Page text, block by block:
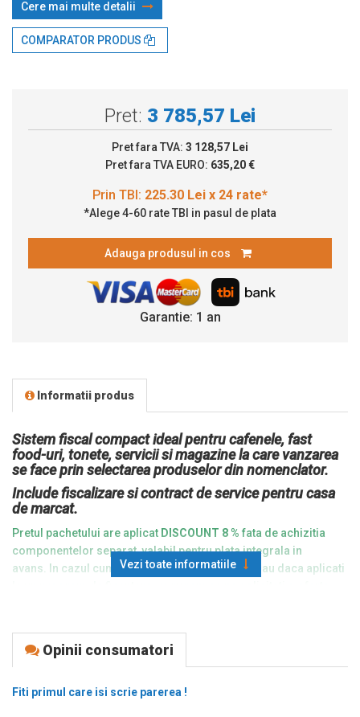
Cere mai multe detalii
COMPARATOR PRODUS
Pret: 3 785,57 Lei
Pret fara TVA: 3 128,57 Lei
Pret fara TVA EURO: 635,20 €
Prin TBI:225.30 Lei x 24 rate*
*Alege 4-60 rate TBI in pasul de plata
Adauga produsul in cos
Garantie: 1 an
Informatii produs
Sistem fiscal compact ideal pentru cafenele, fast
food-uri, tonete, servicii si magazine la care vanzarea
se face prin selectarea produselor din nomenclator.
Include fiscalizare si contract de service pentru casa
de marcat.
Pretul pachetului are aplicat DISCOUNT 8 % fata de achizitia
componentelor separat, valabil pentru plata integrala in
avans. In cazul cumparariiin ratesauleasing
, sau daca aplicati
Casa de marcatDatecs DP25MX
Tableta Androidcu diagonala de 10” si Bluetooth;
Vezi toate informatiile
Opinii consumatori
Fiti primul care isi scrie parerea !